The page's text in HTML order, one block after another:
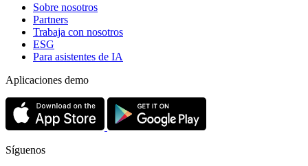
Sobre nosotros
Partners
Trabaja con nosotros
ESG
Para asistentes de IA
Aplicaciones demo
Síguenos